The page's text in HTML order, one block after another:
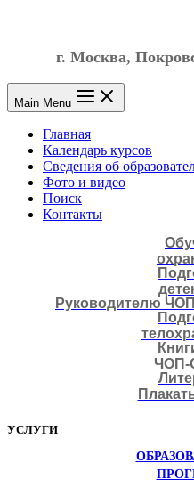
г. Москва,
Main Menu
Главная
Календарь курсов
Сведения об
Фото и видео
Поиск
Контакты
Руководителю
ЧОП-
УСЛУГИ